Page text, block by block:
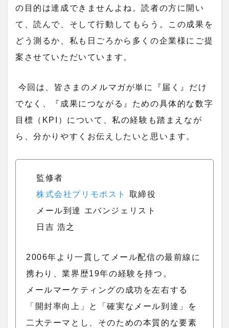
の目的は達成できませんよね。読者の方に開い
て、読んで、そして行動してもらう。この成果を
どう測るか、私も日ごろから多くの企業様にご提
案させていただいています。
今回は、皆さまのメルマガが単に『届く』だけ
でなく、『成果につながる』ための具体的な数字
目標（KPI）について、私の経験も踏まえなが
ら、分かりやすくお伝えしたいと思います。
監修者
株式会社プリモポスト
取締役
メール到達 エバンジェリスト
日吉 浩之
2006年より一貫してメール配信の最前線に
携わり、業界歴19年の経験を持つ。
メールマーケティングの成功を左右する
「開封率向上」と「確実なメール到達」を
二大テーマとし、そのための本質的な要素